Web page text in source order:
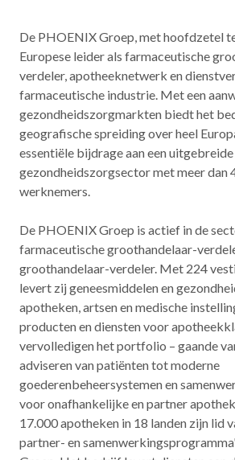
De PHOENIX Groep, met hoofdzetel
Europese leider als farmaceutische
verdeler, apotheeknetwerk en
farmaceutische industrie. Met een
gezondheidszorgmarkten biedt het
geografische spreiding over heel
essentiële bijdrage aan een uitgebreide
gezondheidszorgsector met meer dan
werknemers.
De PHOENIX Groep is actief in de
farmaceutische groothandelaar-
groothandelaar-verdeler. Met 224
levert zij geneesmiddelen en
apotheken, artsen en medische
producten en diensten voor
vervolledigen het portfolio – gaande
adviseren van patiënten tot moderne
goederenbeheersystemen en
voor onafhankelijke en partner
17.000 apotheken in 18 landen zijn lid
partner- en